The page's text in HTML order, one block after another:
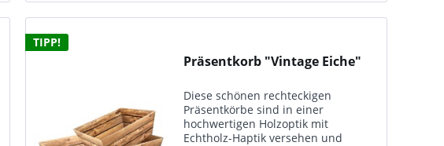
TIPP!
Präsentkorb "Vintage Eiche"
Diese schönen rechteckigen
Präsentkörbe sind in einer
hochwertigen Holzoptik mit
Echtholz-Haptik versehen und